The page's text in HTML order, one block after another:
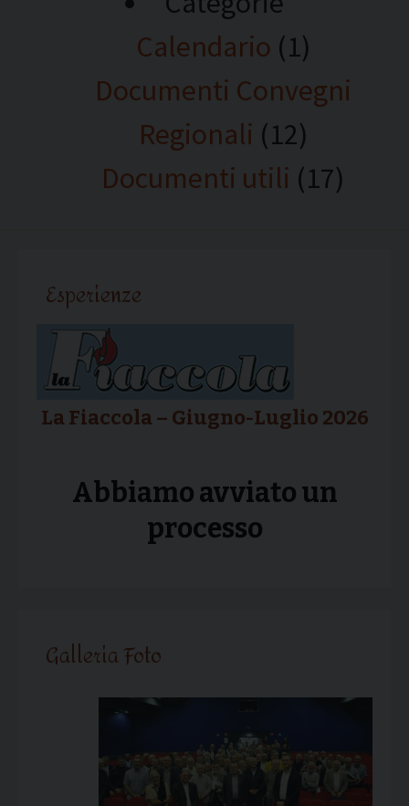
Calendario (1)
Documenti Convegni
Regionali (12)
Documenti utili (17)
Esperienze
La Fiaccola – Giugno-Luglio 2026
Abbiamo avviato un
processo
Galleria Foto